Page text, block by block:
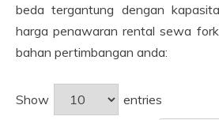
beda tergantung dengan
harga penawaran rental sewa
bahan pertimbangan anda:
Show entries